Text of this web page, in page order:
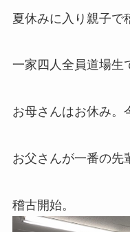
夏休みに入り親子で
一家四人全員道場生
お母さんはお休み。
お父さんが一番の先
稽古開始。